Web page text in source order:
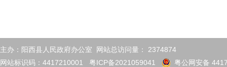
主办：阳西县人民政府办公室 网站总访问量： 2374874
网站标识码：4417210001 粤ICP备2021059041
粤公网安备